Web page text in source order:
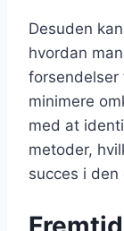
Desuden
hvordan
forsendelser
minimere
med at
metoder,
succes i